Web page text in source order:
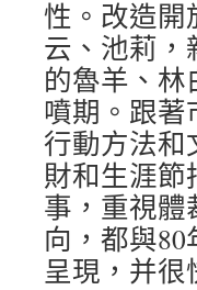
性。改造開
云、池莉，
的魯羊、
噴期。跟
行動方法和
財和生涯
事，重視體
向，都與
呈現，并